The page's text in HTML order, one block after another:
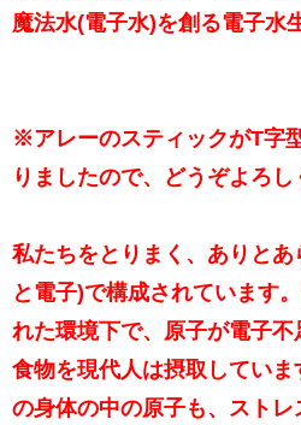
魔法水(電子水)を創る電子水
※アレーのスティックがT字
りましたので、どうぞよろし
私たちをとりまく、ありと
と電子)で構成されています
れた環境下で、原子が電子
食物を現代人は摂取してい
の身体の中の原子も、スト